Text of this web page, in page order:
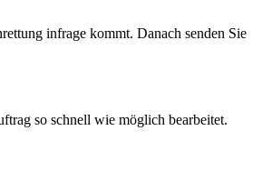
infrage kommt. Danach senden Sie
so schnell wie möglich bearbeitet.